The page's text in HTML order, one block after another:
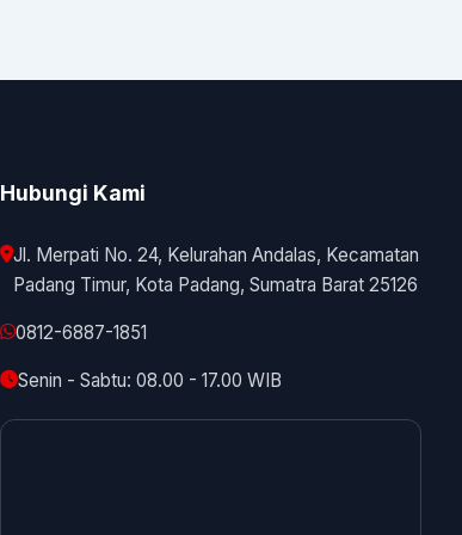
Hubungi Kami
Jl. Merpati No. 24, Kelurahan Andalas, Kecamatan
Padang Timur, Kota Padang, Sumatra Barat 25126
0812-6887-1851
Senin - Sabtu: 08.00 - 17.00 WIB